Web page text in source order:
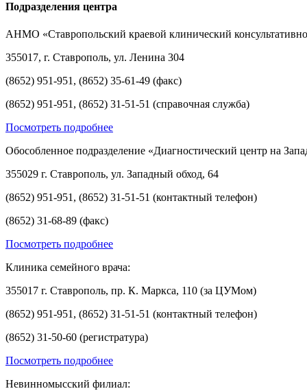
Подразделения центра
АНМО «Ставропольский краевой клинический
355017, г. Ставрополь, ул. Ленина 304
(8652) 951-951, (8652) 35-61-49 (факс)
(8652) 951-951, (8652) 31-51-51 (справочная служба)
Посмотреть подробнее
Обособленное подразделение «Диагностический центр на
355029 г. Ставрополь, ул. Западный обход, 64
(8652) 951-951, (8652) 31-51-51 (контактный телефон)
(8652) 31-68-89 (факс)
Посмотреть подробнее
Клиника семейного врача:
355017 г. Ставрополь, пр. К. Маркса, 110 (за ЦУМом)
(8652) 951-951, (8652) 31-51-51 (контактный телефон)
(8652) 31-50-60 (регистратура)
Посмотреть подробнее
Невинномысский филиал: